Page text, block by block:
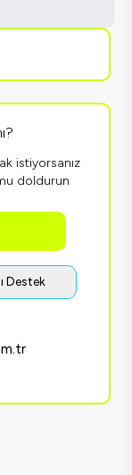
istiyorsanız
doldurun
Destek